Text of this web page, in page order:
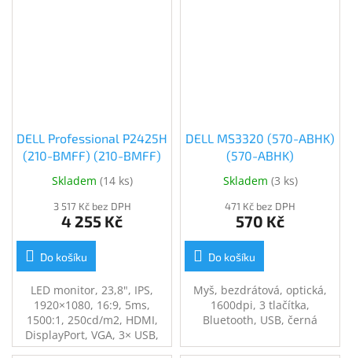
DELL Professional P2425H
(210-BMFF) (210-BMFF)
Skladem (14 ks)
3 517 Kč bez DPH
4 255 Kč
Do košíku
LED monitor, 23,8", IPS,
1920×1080, 16:9, 5ms,
1500:1, 250cd/m2, HDMI,
DisplayPort, VGA, 3× USB,
USB-C, 3Y basic
DELL MS3320 (570-ABHK)
(570-ABHK)
Skladem (3 ks)
471 Kč bez DPH
570 Kč
Do košíku
Myš, bezdrátová, optická,
1600dpi, 3 tlačítka,
Bluetooth, USB, černá